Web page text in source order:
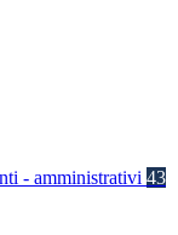
- amministrativi 43